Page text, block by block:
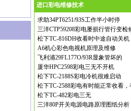
进口彩电维修技术
求助34PT6251/93S工作半小时停
三洋CTP59208彩电屡损行管行变检
松下TC-816DH收看时中途自动关机
A6机心彩色电视机原理及维修
飞利浦29FL177O/93R显象管坏的
厦华HPC2598彩电三无不开机
松下TC-2188S彩电冷机很难启动
松下TC-2588彩电有时能正常收看，
松下TC-482彩电三无
三洋80P开关电源电路原理图纸分析